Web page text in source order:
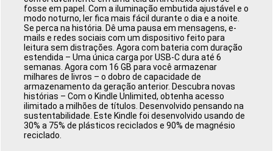
fosse em papel. Com a iluminação embutida ajustável e o
modo noturno, ler fica mais fácil durante o dia e a noite.
Se perca na história. Dê uma pausa em mensagens, e-
mails e redes sociais com um dispositivo feito para
leitura sem distrações. Agora com bateria com duração
estendida – Uma única carga por USB-C dura até 6
semanas. Agora com 16 GB para você armazenar
milhares de livros – o dobro de capacidade de
armazenamento da geração anterior. Descubra novas
histórias – Com o Kindle Unlimited, obtenha acesso
ilimitado a milhões de títulos. Desenvolvido pensando na
sustentabilidade. Este Kindle foi desenvolvido usando de
30% a 75% de plásticos reciclados e 90% de magnésio
reciclado.